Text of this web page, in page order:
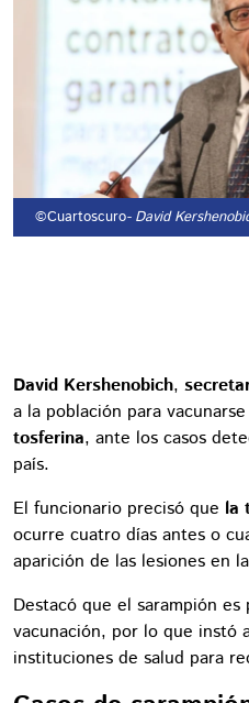
©Cuartoscuro- David
David Kershenobich,
a la población para
tosferina, ante los casos
país.
El funcionario precisó que la
ocurre cuatro días antes o
aparición de las lesiones en
Destacó que el sarampión
vacunación, por lo que instó
instituciones de salud para